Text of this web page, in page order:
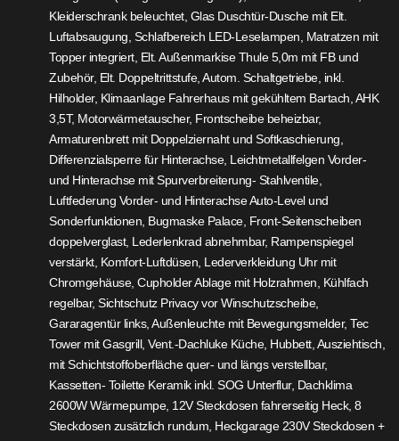
Kleiderschrank beleuchtet, Glas Duschtür-Dusche mit Elt.
Luftabsaugung, Schlafbereich LED-Leselampen, Matratzen mit
Topper integriert, Elt. Außenmarkise Thule 5,0m mit FB und
Zubehör, Elt. Doppeltrittstufe, Autom. Schaltgetriebe, inkl.
Hilholder, Klimaanlage Fahrerhaus mit gekühltem Bartach, AHK
3,5T, Motorwärmetauscher, Frontscheibe beheizbar,
Armaturenbrett mit Doppelziernaht und Softkaschierung,
Differenzialsperre für Hinterachse, Leichtmetallfelgen Vorder-
und Hinterachse mit Spurverbreiterung- Stahlventile,
Luftfederung Vorder- und Hinterachse Auto-Level und
Sonderfunktionen, Bugmaske Palace, Front-Seitenscheiben
doppelverglast, Lederlenkrad abnehmbar, Rampenspiegel
verstärkt, Komfort-Luftdüsen, Lederverkleidung Uhr mit
Chromgehäuse, Cupholder Ablage mit Holzrahmen, Kühlfach
regelbar, Sichtschutz Privacy vor Winschutzscheibe,
Gararagentür links, Außenleuchte mit Bewegungsmelder, Tec
Tower mit Gasgrill, Vent.-Dachluke Küche, Hubbett, Ausziehtisch,
mit Schichtstoffoberfläche quer- und längs verstellbar,
Kassetten- Toilette Keramik inkl. SOG Unterflur, Dachklima
2600W Wärmepumpe, 12V Steckdosen fahrerseitig Heck, 8
Steckdosen zusätzlich rundum, Heckgarage 230V Steckdosen +